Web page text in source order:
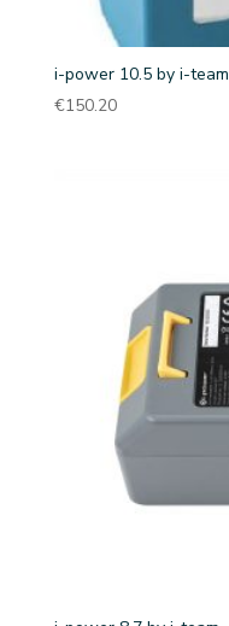
i-power 10.5 by i-team
€150.20